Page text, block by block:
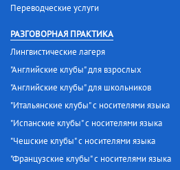
Переводческие услуги
РАЗГОВОРНАЯ ПРАКТИКА
Лингвистические лагеря
"Английские клубы" для взрослых
"Английские клубы" для школьников
"Итальянские клубы" с носителями языка
"Испанские клубы" с носителями языка
"Чешские клубы" с носителями языка
"Французские клубы" с носителями языка